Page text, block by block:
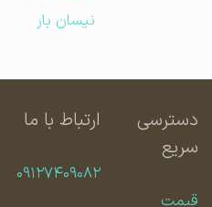
نیسان بار
دسترسی
سریع
ارتباط با ما
۰۹۱۲۷۴۰۹۰۸۲